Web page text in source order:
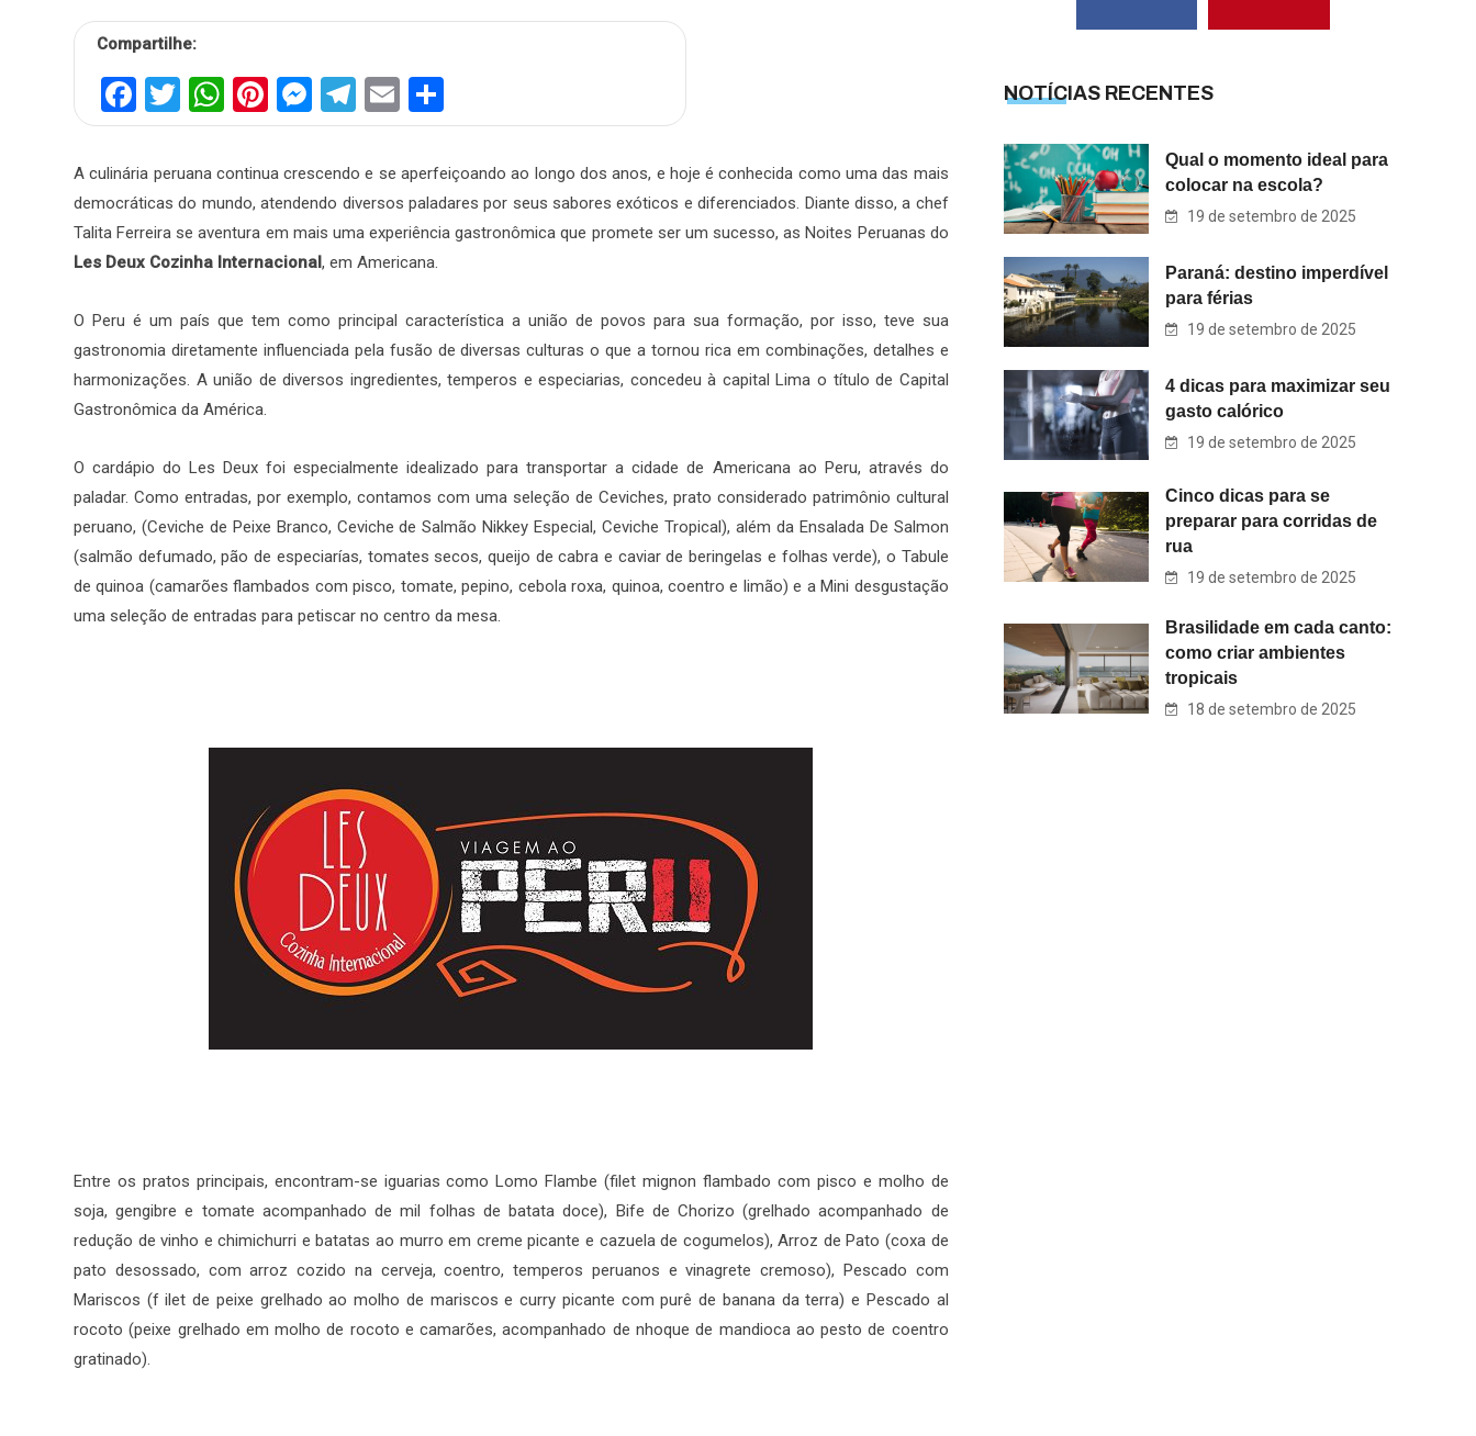
Compartilhe:
Facebook
Twitter
WhatsApp
Pinterest
Messenger
Telegram
Email
A culinária peruana continua crescendo e se aperfeiçoando ao longo dos anos, e hoje é conhecida como uma das mais
democráticas do mundo, atendendo diversos paladares por seus sabores exóticos e diferenciados. Diante disso, a chef
Talita Ferreira se aventura em mais uma experiência gastronômica que promete ser um sucesso, as Noites Peruanas do
Les Deux Cozinha Internacional, em Americana.
O Peru é um país que tem como principal característica a união de povos para sua formação, por isso, teve sua
gastronomia diretamente influenciada pela fusão de diversas culturas o que a tornou rica em combinações, detalhes e
harmonizações. A união de diversos ingredientes, temperos e especiarias, concedeu à capital Lima o título de Capital
Gastronômica da América.
O cardápio do Les Deux foi especialmente idealizado para transportar a cidade de Americana ao Peru, através do
paladar. Como entradas, por exemplo, contamos com uma seleção de Ceviches, prato considerado patrimônio cultural
peruano, (Ceviche de Peixe Branco, Ceviche de Salmão Nikkey Especial, Ceviche Tropical), além da Ensalada De Salmon
(salmão defumado, pão de especiarías, tomates secos, queijo de cabra e caviar de beringelas e folhas verde), o Tabule
de quinoa (camarões flambados com pisco, tomate, pepino, cebola roxa, quinoa, coentro e limão) e a Mini desgustação
uma seleção de entradas para petiscar no centro da mesa.
Entre os pratos principais, encontram-se iguarias como Lomo Flambe (filet mignon flambado com pisco e molho de
soja, gengibre e tomate acompanhado de mil folhas de batata doce), Bife de Chorizo (grelhado acompanhado de
redução de vinho e chimichurri e batatas ao murro em creme picante e cazuela de cogumelos), Arroz de Pato (coxa de
pato desossado, com arroz cozido na cerveja, coentro, temperos peruanos e vinagrete cremoso), Pescado com
Mariscos (f ilet de peixe grelhado ao molho de mariscos e curry picante com purê de banana da terra) e Pescado al
rocoto (peixe grelhado em molho de rocoto e camarões, acompanhado de nhoque de mandioca ao pesto de coentro
gratinado).
NOTÍCIAS RECENTES
Qual o momento ideal para
colocar na escola?
19 de setembro de 2025
Paraná: destino imperdível
para férias
19 de setembro de 2025
4 dicas para maximizar seu
gasto calórico
19 de setembro de 2025
Cinco dicas para se
preparar para corridas de
rua
19 de setembro de 2025
Brasilidade em cada canto:
como criar ambientes
tropicais
18 de setembro de 2025